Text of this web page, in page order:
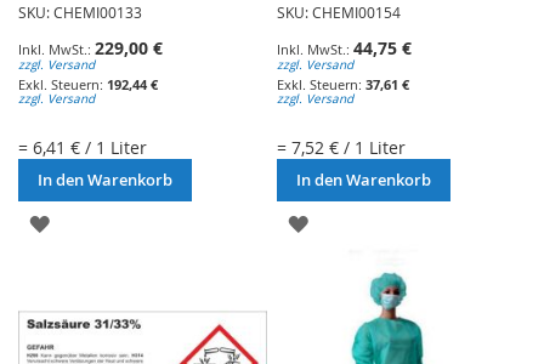
SKU: CHEMI00133
229,00 €
zzgl. Versand
192,44 €
zzgl. Versand
= 6,41 € / 1 Liter
In den Warenkorb
ZUR
HINZUFÜGEN
SKU: CHEMI00154
44,75 €
zzgl. Versand
37,61 €
zzgl. Versand
= 7,52 € / 1 Liter
In den Warenkorb
ZUR
HINZUFÜGEN